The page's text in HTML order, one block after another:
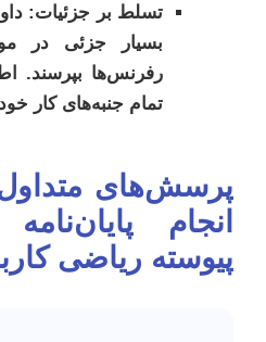
تسلط بر جزئیات:
بسیار جزئی در
رفرنس‌ها بپرسند.
تمام جنبه‌های کار
انجام
پیوسته ریاضی